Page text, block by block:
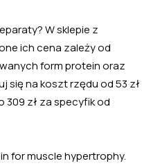
W sklepie z
ich cena zależy od
form protein oraz
się na koszt rzędu od 53 zł
309 zł za specyfik od
for muscle hypertrophy.